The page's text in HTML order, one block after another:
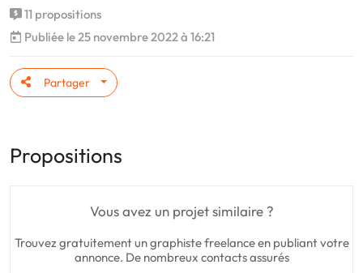
11 propositions
Publiée le 25 novembre 2022 à 16:21
Partager
Propositions
Vous avez un projet similaire ?
Trouvez gratuitement un graphiste freelance en publiant votre
annonce. De nombreux contacts assurés